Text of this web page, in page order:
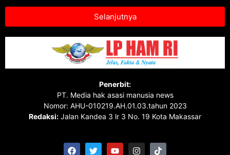
Selanjutnya
Penerbit:
PT. Media hak asasi manusia news
Nomor: AHU-010219.AH.01.03.tahun 2023
Redaksi: Jalan Kandea 3 lr 3 No. 19 Kota Makassar